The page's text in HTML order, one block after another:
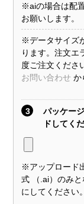
※aiの場合は配
お願いします。
※データサイズ
ります。注文エ
度ご注文くださ
お問い合わせ か
3
パッケー
ドしてく
※アップロード
式 （.ai）のみ
にしてください。